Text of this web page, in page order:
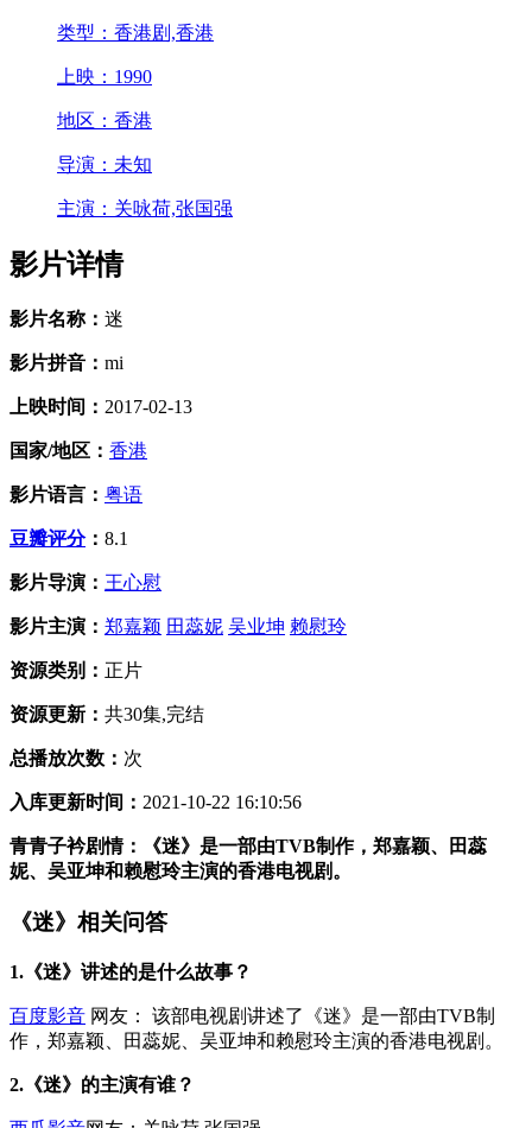
类型： 香港剧,香港
上映： 1990
地区： 香港
导演： 未知
主演： 关咏荷,张国强
影片详情
影片名称： 迷
影片拼音： mi
上映时间： 2017-02-13
国家/地区： 香港
影片语言： 粤语
豆瓣评分： 8.1
影片导演： 王心慰
影片主演： 郑嘉颖 田蕊妮 吴业坤 赖慰玲
资源类别： 正片
资源更新： 共30集,完结
总播放次数： 次
入库更新时间： 2021-10-22 16:10:56
青青子衿剧情：《迷》是一部由TVB制作，郑嘉颖、田蕊
妮、吴亚坤和赖慰玲主演的香港电视剧。
《迷》相关问答
1.《迷》讲述的是什么故事？
百度影音 网友： 该部电视剧讲述了《迷》是一部由TVB制
作，郑嘉颖、田蕊妮、吴亚坤和赖慰玲主演的香港电视剧。
2.《迷》的主演有谁？